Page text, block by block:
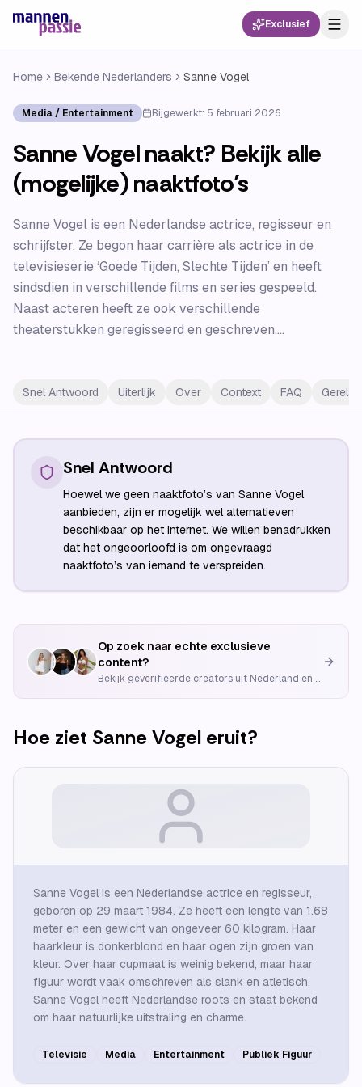
Exclusief
Home Bekende Nederlanders Sanne Vogel
Media / Entertainment Bijgewerkt: 5 februari 2026
Sanne Vogel naakt? Bekijk alle
(mogelijke) naaktfoto’s
Sanne Vogel is een Nederlandse actrice, regisseur en
schrijfster. Ze begon haar carrière als actrice in de
televisieserie ‘Goede Tijden, Slechte Tijden’ en heeft
sindsdien in verschillende films en series gespeeld.
Naast acteren heeft ze ook verschillende
theaterstukken geregisseerd en geschreven....
Snel Antwoord Uiterlijk Over Context FAQ
Snel Antwoord
Hoewel we geen naaktfoto’s van Sanne Vogel
aanbieden, zijn er mogelijk wel alternatieven
beschikbaar op het internet. We willen benadrukken
dat het ongeoorloofd is om ongevraagd
naaktfoto’s van iemand te verspreiden.
Op zoek naar echte exclusieve
content?
Bekijk geverifieerde creators uit Nederland en België
Hoe ziet Sanne Vogel eruit?
Sanne Vogel is een Nederlandse actrice en regisseur,
geboren op 29 maart 1984. Ze heeft een lengte van 1.68
meter en een gewicht van ongeveer 60 kilogram. Haar
haarkleur is donkerblond en haar ogen zijn groen van
kleur. Over haar cupmaat is weinig bekend, maar haar
figuur wordt vaak omschreven als slank en atletisch.
Sanne Vogel heeft Nederlandse roots en staat bekend
om haar natuurlijke uitstraling en charme.
Televisie Media Entertainment Publiek Figuur